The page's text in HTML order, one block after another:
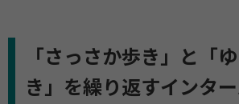
「さっさか歩き」と「
き」を繰り返すインタ